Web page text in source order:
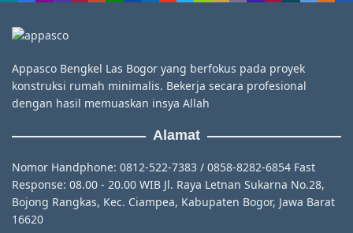
Appasco Bengkel Las Bogor yang berfokus pada proyek
konstruksi rumah minimalis. Bekerja secara profesional
dengan hasil memuaskan insya Allah
Alamat
Nomor Handphone: 0812-522-7383 / 0858-8282-6854 Fast
Response: 08.00 - 20.00 WIB Jl. Raya Letnan Sukarna No.28,
Bojong Rangkas, Kec. Ciampea, Kabupaten Bogor, Jawa Barat
16620